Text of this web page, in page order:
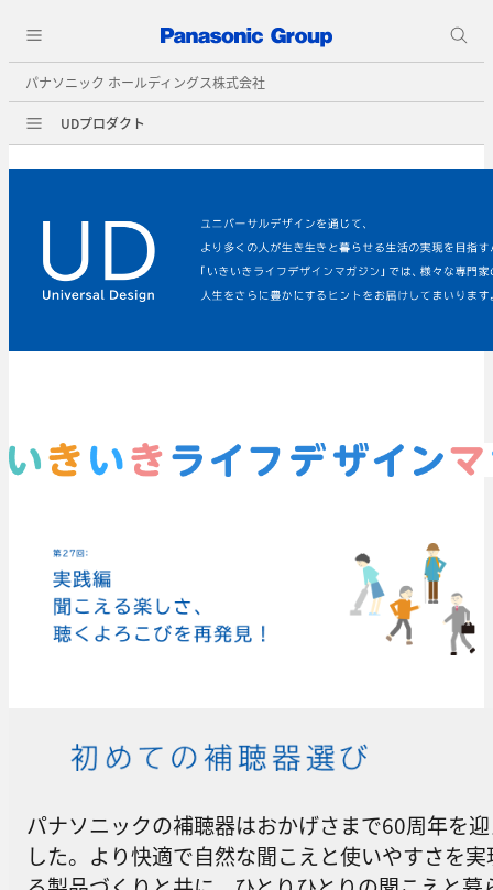
パナソニック ホールディングス株式会社
UDプロダクト
パナソニックの補聴器はおかげさまで60周年を
した。より快適で自然な聞こえと使いやすさを実